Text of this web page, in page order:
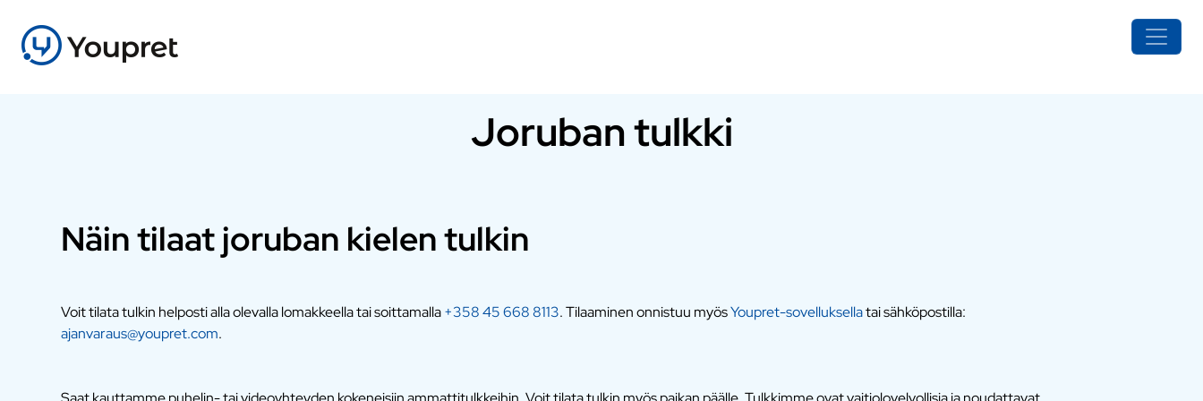
Joruban tulkki
Näin tilaat joruban kielen tulkin
Voit tilata tulkin helposti alla olevalla lomakkeella tai soittamalla+358 45 668 8113. Tilaaminen onnistuu myösYoupret-sovelluksellatai sähköpostilla:
ajanvaraus@youpret.com.